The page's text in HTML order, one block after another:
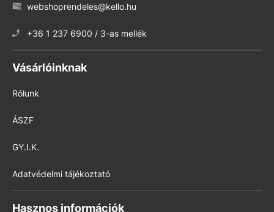
webshoprendeles@kello.hu
+36 1 237 6900 / 3-as mellék
Vásárlóinknak
Rólunk
ÁSZF
GY.I.K.
Adatvédelmi tájékoztató
Hasznos információk